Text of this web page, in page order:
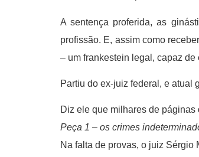
A sentença proferida, as
profissão. E, assim como
– um frankestein legal, capaz
Partiu do ex-juiz federal, e atual
Diz ele que milhares de
Peça 1 – os crimes
Na falta de provas, o juiz